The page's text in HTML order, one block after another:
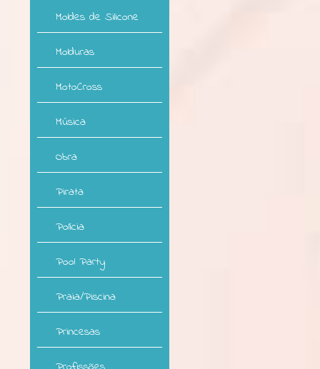
Moldes de Silicone
Molduras
MotoCross
Música
Obra
Pirata
Polícia
Pool Party
Praia/Piscina
Princesas